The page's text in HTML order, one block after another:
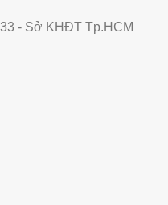
- Sở KHĐT Tp.HCM